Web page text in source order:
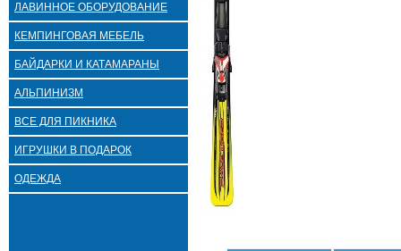
ЛАВИННОЕ ОБОРУДОВАНИЕ
КЕМПИНГОВАЯ МЕБЕЛЬ
БАЙДАРКИ И КАТАМАРАНЫ
АЛЬПИНИЗМ
ВСЕ ДЛЯ ПИКНИКА
ИГРУШКИ В ПОДАРОК
ОДЕЖДА